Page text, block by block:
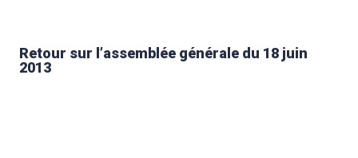
Retour sur l’assemblée générale du 18 juin
2013